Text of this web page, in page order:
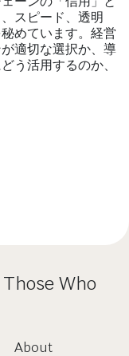
スピード、透明
めています。経営
適切な選択か、導
う活用するのか、
Who
About